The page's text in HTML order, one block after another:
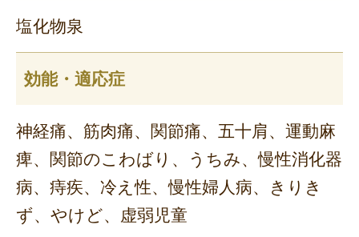
塩化物泉
効能・適応症
神経痛、筋肉痛、関節痛、五十肩、運動麻
痺、関節のこわばり、うちみ、慢性消化器
病、痔疾、冷え性、慢性婦人病、きりき
ず、やけど、虚弱児童